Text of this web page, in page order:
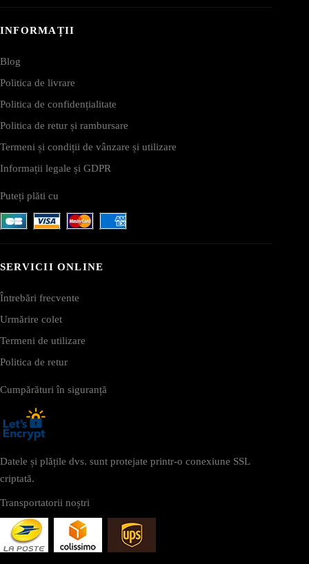
INFORMAȚII
Blog
Politica de livrare
Politica de confidențialitate
Politica de retur și rambursare
Termeni și condiții de vânzare și utilizare
Informații legale și GDPR
Puteți plăti cu
SERVICII ONLINE
Întrebări frecvente
Urmărire colet
Termeni de utilizare
Politica de retur
Cumpărături în siguranță
Datele și plățile dvs. sunt protejate printr-o conexiune SSL
criptată.
Transportatorii noștri